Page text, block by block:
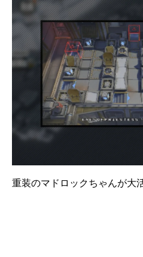
重装のマドロックちゃんが大